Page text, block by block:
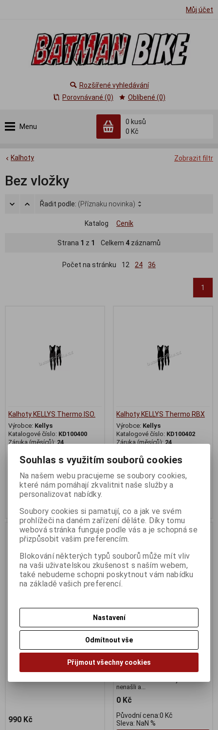
Můj účet
Menu
0 kusů
0 Kč
Rozšířené vyhledávání
Porovnávané (0)
Oblíbené (0)
Zobrazit filtr
Kalhoty
Bez vložky
Řadit podle: (Příznaku novinka)
Katalog Ceník
Strana 1 z 1 Celkem 4 záznamů
Počet na stránku 12 24 36
1
Kalhoty KELLYS Thermo ISO.
Výrobce: Kellys
Katalogové číslo: KD100400
Záruka (měsíců): 24
Skladem:2 ks
1 390 Kč
Původní cena:2 490 Kč
Sleva: 44 %
Kalhoty KELLYS Thermo RBX
Výrobce: Kellys
Katalogové číslo: KD100402
Záruka (měsíců): 24
Skladem: 2 ks
1 390 Kč
Sleva: 22 %
Kalhoty Endavour černé
Záruka (měsíců):24
Dodací lhůta (dnů) 1 -7
990 Kč
Na dotaz
Dotaz na zboží
Katalogové číslo:
Záruka (měsíců):24
Dodací lhůta (dnů) 1 -
Skladem:Na dotaz Ks
nenašli a...
0 Kč
Původní cena:0 Kč
Sleva: NaN %
Souhlas s využitím souborů cookies
Na našem webu pracujeme se soubory cookies,
které nám pomáhají zkvalitnit naše služby a
personalizovat nabídky.
Soubory cookies si pamatují, co a jak ve svém
prohlížeči na daném zařízení děláte. Díky tomu
webová stránka funguje podle vás a je schopná se
přizpůsobit vašim preferencím.
Blokování některých typů souborů může mít vliv
na vaši uživatelskou zkušenost s naším webem,
také nebudeme schopni poskytnout vám nabídku
na základě vašich preferencí.
Nastavení
Odmítnout vše
Přijmout všechny cookies